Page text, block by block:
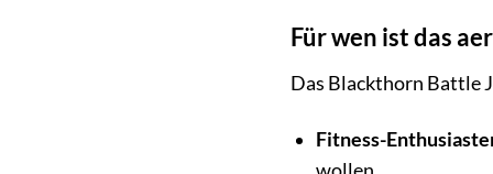
Für wen ist das
Das Blackthorn Battle
Fitness-